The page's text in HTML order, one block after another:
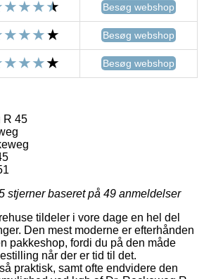
Besøg webshop
Besøg webshop
Besøg webshop
R 45
stjerner baseret på 49 anmeldelser
tildeler i vore dage en hel del
Den mest moderne er efterhånden
pakkeshop, fordi du på den måde
når der er tid til det.
praktisk, samt ofte endvidere den